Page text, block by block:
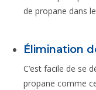
de propane dans
Élimination
C’est facile de se
propane comme